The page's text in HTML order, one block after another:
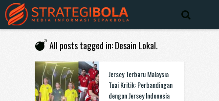
All posts tagged in: Desain Lokal.
Jersey Terbaru Malaysia
Tuai Kritik: Perbandingan
dengan Jersey Indonesia